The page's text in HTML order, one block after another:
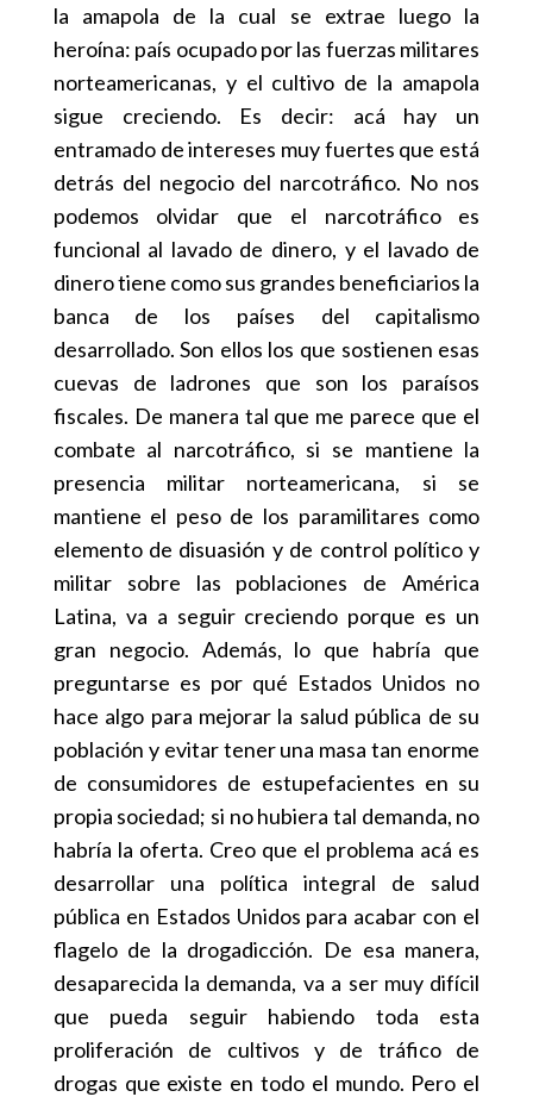
la amapola de la cual se extrae luego la
heroína: país ocupado por las fuerzas militares
norteamericanas, y el cultivo de la amapola
sigue creciendo. Es decir: acá hay un
entramado de intereses muy fuertes que está
detrás del negocio del narcotráfico. No nos
podemos olvidar que el narcotráfico es
funcional al lavado de dinero, y el lavado de
dinero tiene como sus grandes beneficiarios la
banca de los países del capitalismo
desarrollado. Son ellos los que sostienen esas
cuevas de ladrones que son los paraísos
fiscales. De manera tal que me parece que el
combate al narcotráfico, si se mantiene la
presencia militar norteamericana, si se
mantiene el peso de los paramilitares como
elemento de disuasión y de control político y
militar sobre las poblaciones de América
Latina, va a seguir creciendo porque es un
gran negocio. Además, lo que habría que
preguntarse es por qué Estados Unidos no
hace algo para mejorar la salud pública de su
población y evitar tener una masa tan enorme
de consumidores de estupefacientes en su
propia sociedad; si no hubiera tal demanda, no
habría la oferta. Creo que el problema acá es
desarrollar una política integral de salud
pública en Estados Unidos para acabar con el
flagelo de la drogadicción. De esa manera,
desaparecida la demanda, va a ser muy difícil
que pueda seguir habiendo toda esta
proliferación de cultivos y de tráfico de
drogas que existe en todo el mundo. Pero el